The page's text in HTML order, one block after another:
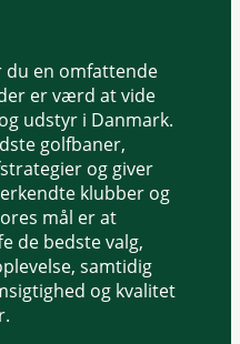
du en omfattende
er værd at vide
udstyr i Danmark.
golfbaner,
og giver
klubber og
mål er at
de bedste valg,
samtidig
og kvalitet